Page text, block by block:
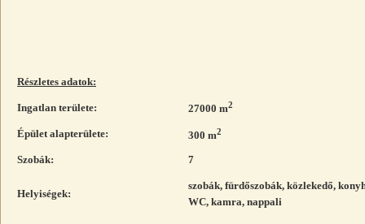
Részletes adatok:
Ingatlan területe: 27000 m2
Épület alapterülete: 300 m2
Szobák: 7
Helyiségek:
szobák, fürdőszobák, közlekedő,
WC, kamra, nappali